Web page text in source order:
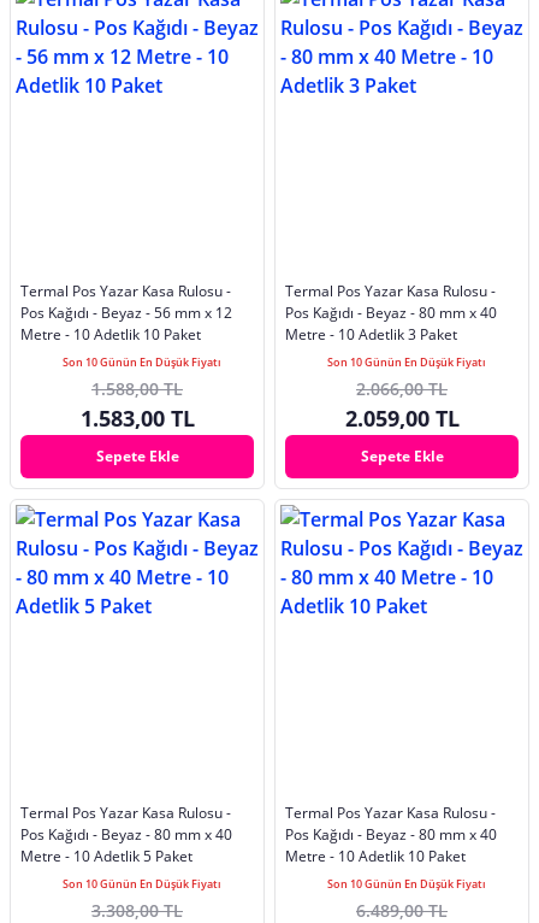
Termal Pos Yazar Kasa Rulosu -
Pos Kağıdı - Beyaz - 56 mm x 12
Metre - 10 Adetlik 10 Paket
Son 10 Günün En Düşük Fiyatı
1.588,00 TL
1.583,00 TL
Sepete Ekle
Termal Pos Yazar Kasa Rulosu -
Pos Kağıdı - Beyaz - 80 mm x 40
Metre - 10 Adetlik 3 Paket
Son 10 Günün En Düşük Fiyatı
2.066,00 TL
2.059,00 TL
Sepete Ekle
Termal Pos Yazar Kasa Rulosu -
Pos Kağıdı - Beyaz - 80 mm x 40
Metre - 10 Adetlik 5 Paket
Son 10 Günün En Düşük Fiyatı
3.308,00 TL
Termal Pos Yazar Kasa Rulosu -
Pos Kağıdı - Beyaz - 80 mm x 40
Metre - 10 Adetlik 10 Paket
Son 10 Günün En Düşük Fiyatı
6.489,00 TL